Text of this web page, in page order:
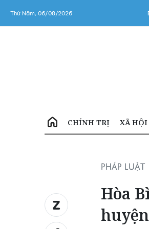
Thứ Năm, 06/08/2026
CHÍNH TRỊ XÃ HỘI
PHÁP LUẬT
Hòa